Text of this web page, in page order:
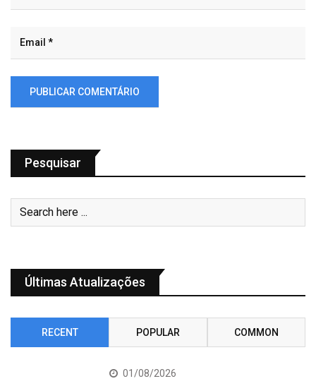
Pesquisar
Últimas Atualizações
RECENT POPULAR COMMON
01/08/2026